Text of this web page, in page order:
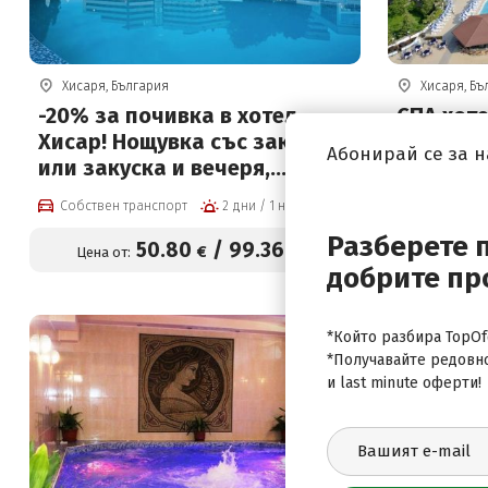
Хисаря, България
-20% за почивка в хотел
Хисар! Нощувка със закуска
или закуска и вечеря,
басейни с минерална вода и
спа зона
Собствен транспорт 2 дни / 1 нощувка
Цена от: 50.80 € / 99.36
Хисаря,
СПА
закуска
на СПА
Цена от:
Абонирай се за
Разберете
добрите
*Който разбира
*Получавайте
и last minute оферти!